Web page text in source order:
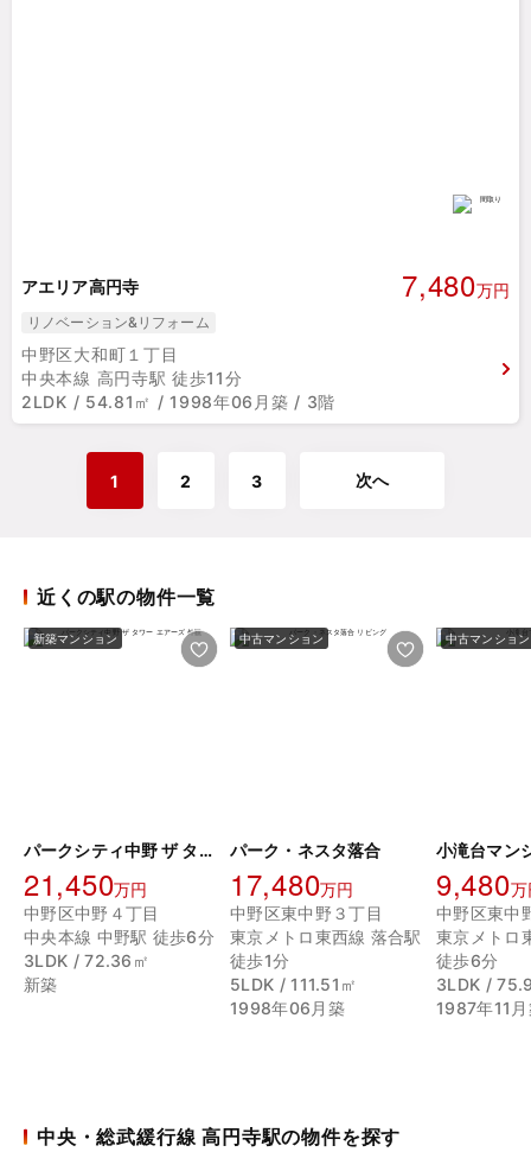
アエリア高円寺 7,480万円
リノベーション&リフォーム
中野区大和町１丁目
中央本線 高円寺駅 徒歩11分
2LDK / 54.81㎡ / 1998年06月築 / 3階
1 2 3 次へ
近くの駅の物件一覧
新築マンション
パークシティ中野 ザ タワー エアーズ
21,450万円
中野区中野４丁目
中央本線 中野駅 徒歩6分
3LDK / 72.36㎡
新築
中古マンション
パーク・ネスタ落合
17,480万円
中野区東中野３丁目
東京メトロ東西線 落合駅
徒歩1分
5LDK / 111.51㎡
1998年06月築
中古マンション
小滝台マン
9,480万
中野区東中
東京メトロ
徒歩6分
3LDK /
1987年11
中央・総武緩行線 高円寺駅の物件を探す